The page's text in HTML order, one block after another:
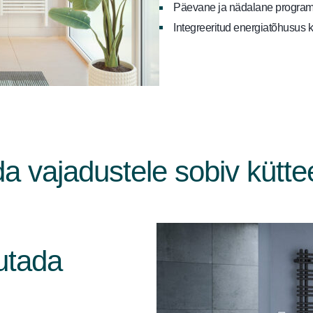
Päevane ja nädalane
Integreeritud energiatõhusus
vajadustele sobiv